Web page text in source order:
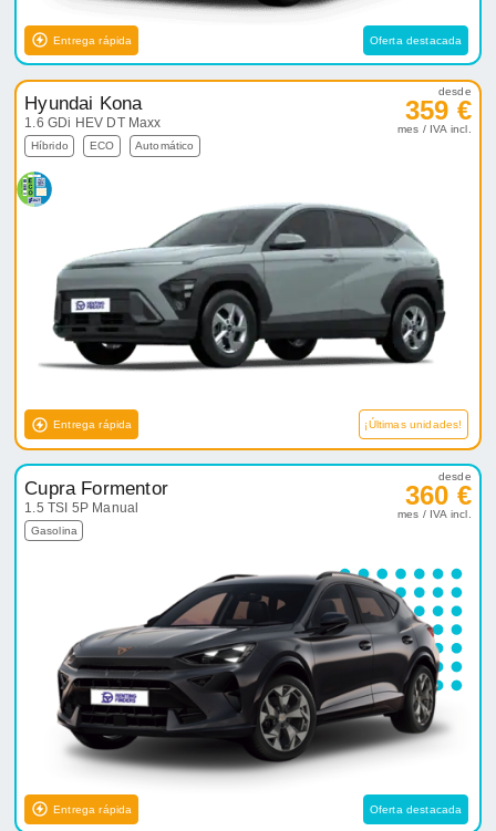
Entrega rápida Oferta destacada
Hyundai Kona
1.6 GDi HEV DT Maxx
Híbrido ECO Automático
desde
359 €
mes / IVA incl.
Entrega rápida ¡Últimas unidades!
Cupra Formentor
1.5 TSI 5P Manual
Gasolina
desde
360 €
mes / IVA incl.
Entrega rápida Oferta destacada